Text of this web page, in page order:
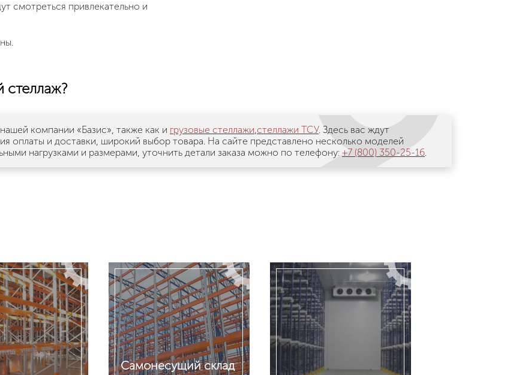
смотреться привлекательно и
стеллаж?
компании «Базис», также как и грузовые стеллажи,стеллажи ТСУ. Здесь вас ждут
оплаты и доставки, широкий выбор товара. На сайте представлено несколько моделей
нагрузками и размерами, уточнить детали заказа можно по телефону: +7 (800) 350-25-16.
Самонесущий склад